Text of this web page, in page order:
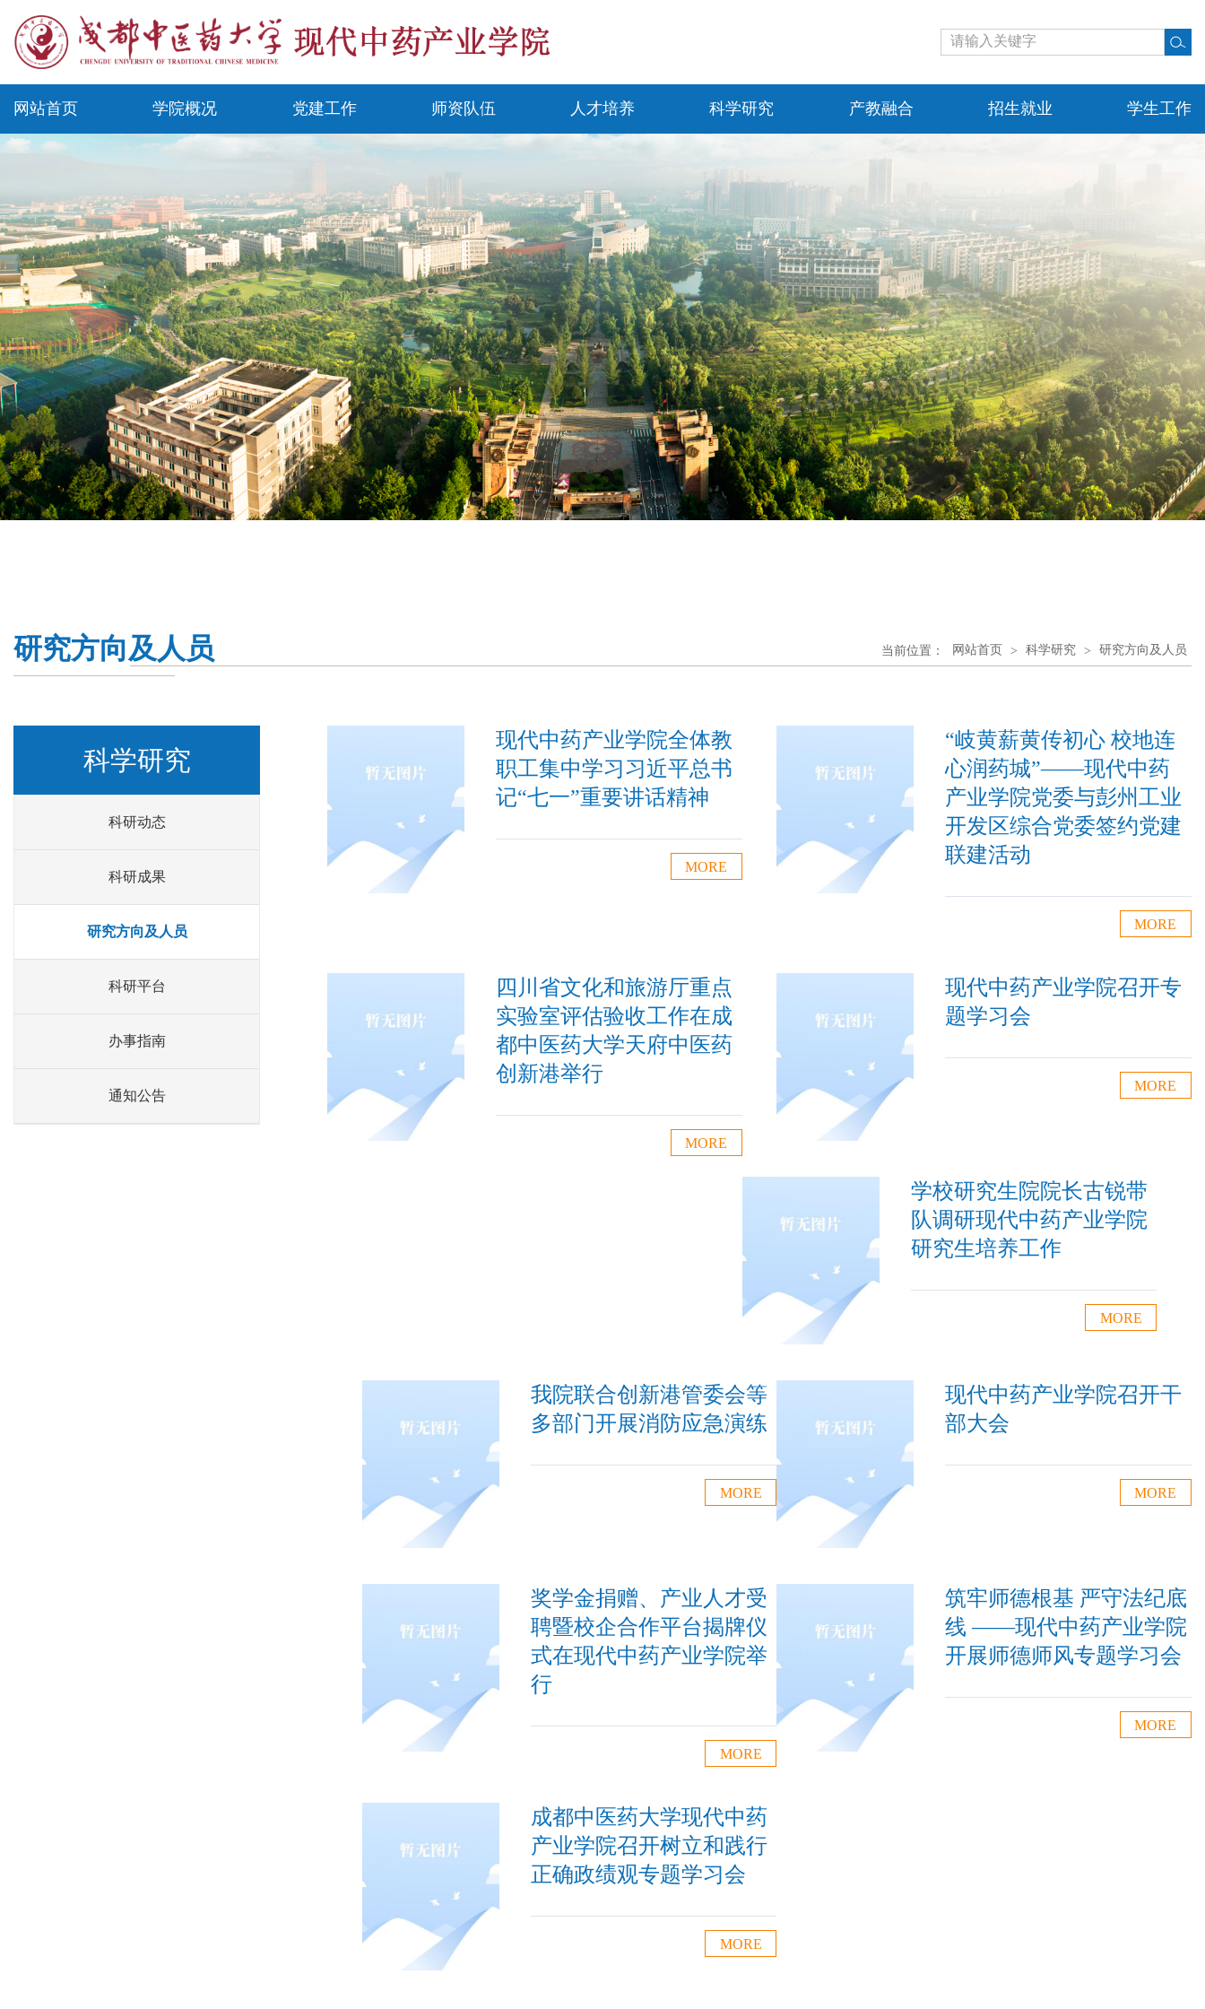
网站首页 学院概况 党建工作 师资队伍 人才培养 科学研究 产教融合 招生就业 学生工作
研究方向及人员 当前位置： 网站首页 > 科学研究 > 研究方向及人员
科学研究
科研动态
科研成果
研究方向及人员
科研平台
办事指南
通知公告
现代中药产业学院全体教
职工集中学习习近平总书
记“七一”重要讲话精神
MORE
“岐黄薪黄传初心 校地连
心润药城”——现代中药
产业学院党委与彭州工业
开发区综合党委签约党建
联建活动
MORE
四川省文化和旅游厅重点
实验室评估验收工作在成
都中医药大学天府中医药
创新港举行
MORE
现代中药产业学院召开专
题学习会
MORE
学校研究生院院长古锐带
队调研现代中药产业学院
研究生培养工作
MORE
我院联合创新港管委会等
多部门开展消防应急演练
MORE
现代中药产业学院召开干
部大会
MORE
奖学金捐赠、产业人才受
聘暨校企合作平台揭牌仪
式在现代中药产业学院举
行
MORE
筑牢师德根基 严守法纪底
线 ——现代中药产业学院
开展师德师风专题学习会
MORE
成都中医药大学现代中药
产业学院召开树立和践行
正确政绩观专题学习会
MORE